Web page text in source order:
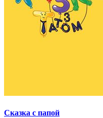
Сказка с папой